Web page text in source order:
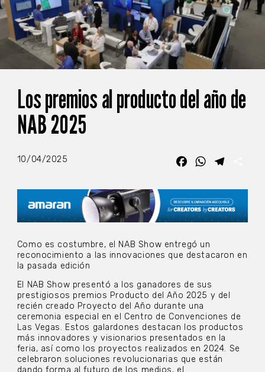
Los premios al producto del año de
NAB 2025
10/04/2025 FacebookWhatsApp
Como es costumbre, el NAB Show entregó un
reconocimiento a las innovaciones que destacaron en
la pasada edición
El NAB Show presentó a los ganadores de sus
prestigiosos premios Producto del Año 2025 y del
recién creado Proyecto del Año durante una
ceremonia especial en el Centro de Convenciones de
Las Vegas. Estos galardones destacan los productos
más innovadores y visionarios presentados en la
feria, así como los proyectos realizados en 2024. Se
celebraron soluciones revolucionarias que están